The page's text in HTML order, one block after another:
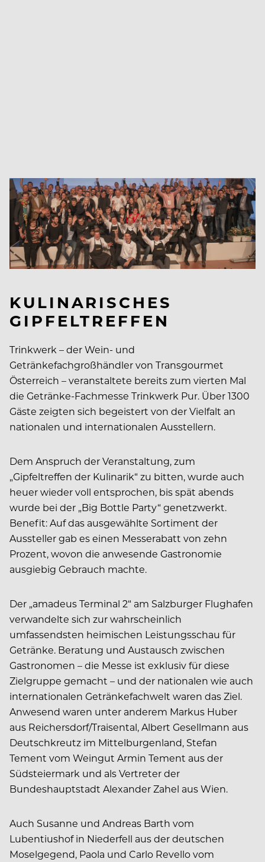
KULINARISCHES
GIPFELTREFFEN
Trinkwerk – der Wein- und
Getränkefachgroßhändler von Transgourmet
Österreich – veranstaltete bereits zum vierten Mal
die Getränke-Fachmesse Trinkwerk Pur. Über 1300
Gäste zeigten sich begeistert von der Vielfalt an
nationalen und internationalen Ausstellern.
Dem Anspruch der Veranstaltung, zum
„Gipfeltreffen der Kulinarik“ zu bitten, wurde auch
heuer wieder voll entsprochen, bis spät abends
wurde bei der „Big Bottle Party“ genetzwerkt.
Benefit: Auf das ausgewählte Sortiment der
Aussteller gab es einen Messerabatt von zehn
Prozent, wovon die anwesende Gastronomie
ausgiebig Gebrauch machte.
Der „amadeus Terminal 2“ am Salzburger Flughafen
verwandelte sich zur wahrscheinlich
umfassendsten heimischen Leistungsschau für
Getränke. Beratung und Austausch zwischen
Gastronomen – die Messe ist exklusiv für diese
Zielgruppe gemacht – und der nationalen wie auch
internationalen Getränkefachwelt waren das Ziel.
Anwesend waren unter anderem Markus Huber
aus Reichersdorf/Traisental, Albert Gesellmann aus
Deutschkreutz im Mittelburgenland, Stefan
Tement vom Weingut Armin Tement aus der
Südsteiermark und als Vertreter der
Bundeshauptstadt Alexander Zahel aus Wien.
Auch Susanne und Andreas Barth vom
Lubentiushof in Niederfell aus der deutschen
Moselgegend, Paola und Carlo Revello vom